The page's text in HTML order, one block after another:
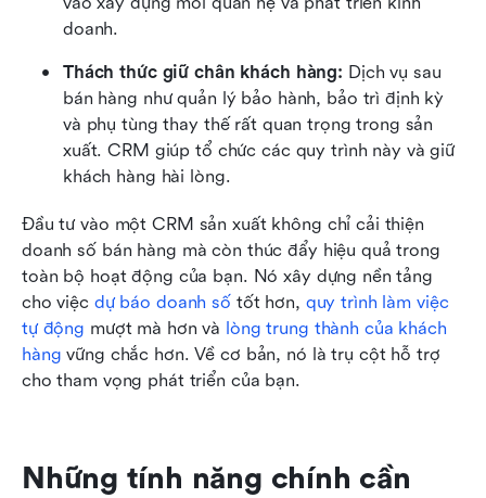
doanh.
Thách thức giữ chân khách hàng: Dịch vụ sau
bán hàng như quản lý bảo hành, bảo trì định kỳ
và phụ tùng thay thế rất quan trọng trong sản
xuất. CRM giúp tổ chức các quy trình này và giữ
khách hàng hài lòng.
Đầu tư vào một CRM sản xuất không chỉ cải thiện
doanh số bán hàng mà còn thúc đẩy hiệu quả trong
toàn bộ hoạt động của bạn. Nó xây dựng nền tảng
cho việc dự báo doanh số tốt hơn, quy trình làm việc
tự động mượt mà hơn và lòng trung thành của khách
hàng vững chắc hơn. Về cơ bản, nó là trụ cột hỗ trợ
cho tham vọng phát triển của bạn.
Những tính năng chính cần